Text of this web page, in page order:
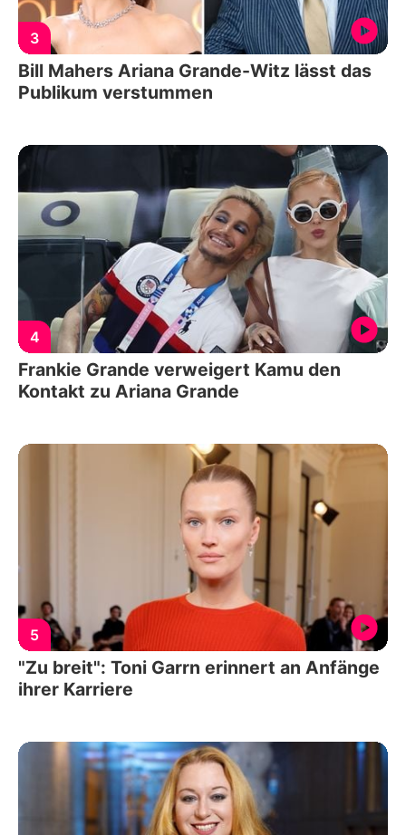
3
Bill Mahers Ariana Grande-Witz lässt das
Publikum verstummen
4
Frankie Grande verweigert Kamu den
Kontakt zu Ariana Grande
5
"Zu breit": Toni Garrn erinnert an Anfänge
ihrer Karriere